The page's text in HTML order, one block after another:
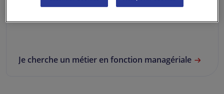
donnent l’élan à nos projets.
Je cherche un métier en fonction managériale